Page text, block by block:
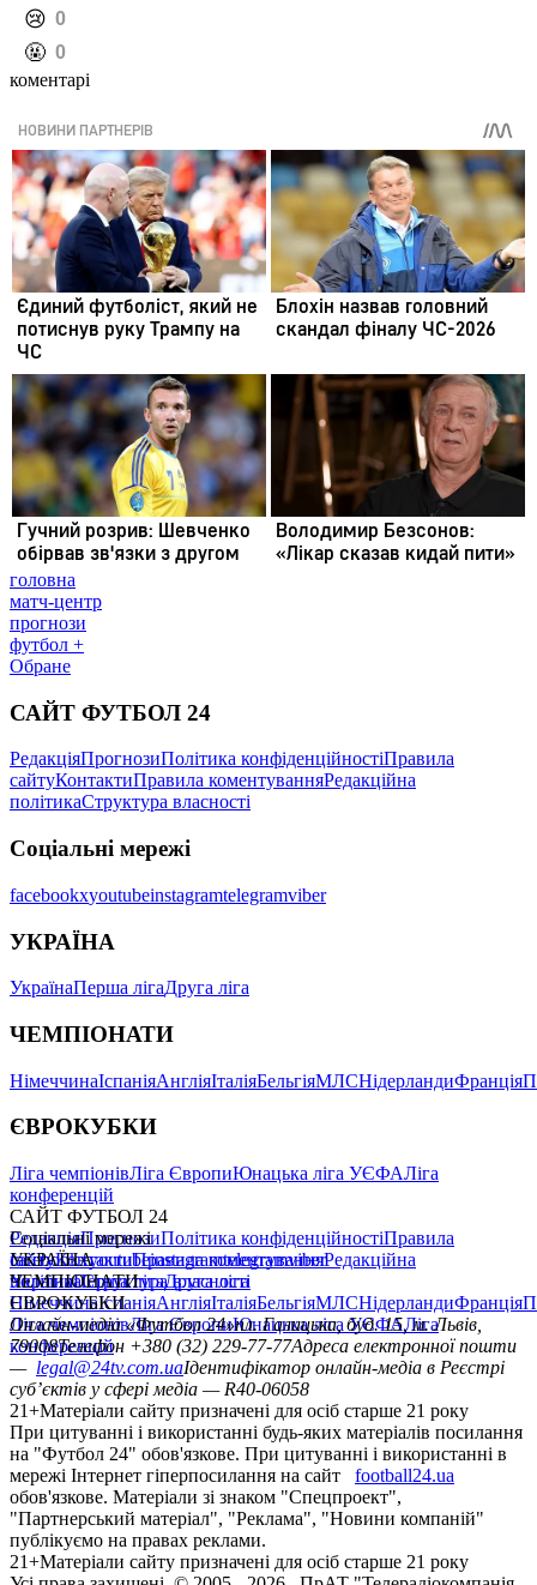
️😢 0
️🤬 0
коментарі
головна
матч-центр
прогнози
футбол +
Обране
САЙТ ФУТБОЛ 24
РедакціяПрогнозиПолітика конфіденційностіПравила
сайтуКонтактиПравила коментуванняРедакційна
політикаСтруктура власності
Соціальні мережі
facebookxyoutubeinstagramtelegramviber
УКРАЇНА
УкраїнаПерша лігаДруга ліга
ЧЕМПІОНАТИ
НімеччинаІспаніяАнгліяІталіяБельгіяМЛСНідерландиФранція
ЄВРОКУБКИ
Ліга чемпіонівЛіга ЄвропиЮнацька ліга УЄФАЛіга
конференцій
САЙТ ФУТБОЛ 24
РедакціяПрогнозиПолітика конфіденційностіПравила
сайтуКонтактиПравила коментуванняРедакційна
політикаСтруктура власності
Соціальні мережі
facebookxyoutubeinstagramtelegramviber
УКРАЇНА
УкраїнаПерша лігаДруга ліга
ЧЕМПІОНАТИ
НімеччинаІспаніяАнгліяІталіяБельгіяМЛСНідерландиФранція
ЄВРОКУБКИ
Ліга чемпіонівЛіга ЄвропиЮнацька ліга УЄФАЛіга
конференцій
Онлайн-медіа «Футбол 24»пл. Галицька, буд. 15, м. Львів,
79008Телефон +380 (32) 229-77-77Адреса електронної пошти
— legal@24tv.com.uaІдентифікатор онлайн-медіа в Реєстрі
суб’єктів у сфері медіа — R40-06058
21+Матеріали сайту призначені для осіб старше 21 року
При цитуванні і використанні будь-яких матеріалів посилання
на "Футбол 24" обов'язкове. При цитуванні і використанні в
мережі Інтернет гіперпосилання на сайт
football24.ua
обов'язкове. Матеріали зі знаком "Спецпроект",
"Партнерський матеріал", "Реклама", "Новини компаній"
публікуємо на правах реклами.
21+Матеріали сайту призначені для осіб старше 21 року